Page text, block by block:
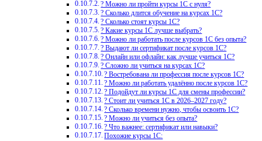
? Можно ли пройти курсы 1С с нуля?
? Сколько длится обучение на курсах 1С?
? Сколько стоят курсы 1С?
? Какие курсы 1С лучше выбрать?
? Можно ли работать после курсов 1С без опыта?
? Выдают ли сертификат после курсов 1С?
? Онлайн или офлайн: как лучше учиться 1С?
? Сложно ли учиться на курсах 1С?
? Востребована ли профессия после курсов 1С?
? Можно ли работать удалённо после курсов 1С?
? Подойдут ли курсы 1С для смены профессии?
? Стоит ли учиться 1С в 2026–2027 году?
? Сколько времени нужно, чтобы освоить 1С?
? Можно ли учиться без опыта?
? Что важнее: сертификат или навыки?
Похожие курсы 1С: